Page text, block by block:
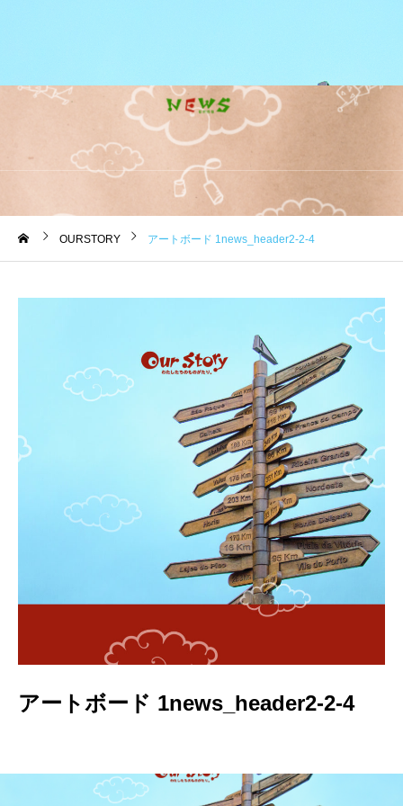
OURSTORY アートボード 1news_header2-2-4
アートボード 1news_header2-2-4